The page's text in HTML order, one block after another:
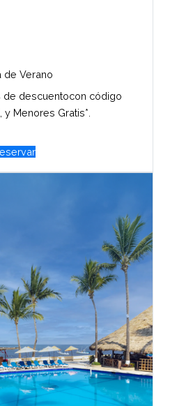
de Verano
de descuentocon código
y Menores Gratis*.